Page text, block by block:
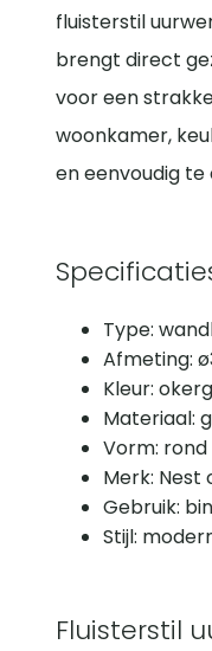
fluisterstil
brengt direct
voor een
woonkamer,
en eenvoudig
Type:
Afmeting:
Kleur:
Materiaal:
Vorm: rond
Merk: Nest
Gebruik:
Stijl:
Fluisterstil